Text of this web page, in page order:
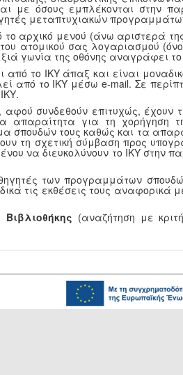
με όσους εμπλέκονται στην
μεταπτυχιακών
το αρχικό μενού (άνω αριστερά
ατομικού σας λογαριασμού
γωνία της οθόνης αναγράφει
το ΙΚΥ άπαξ και είναι
από το ΙΚΥ μέσω e-mail. Σε
αφού συνδεθούν επιτυχώς,
για τη χορήγηση
τους καθώς και τα
τη σχετική σύμβαση προς
να διευκολύνουν το ΙΚΥ στην
των προγραμμάτων
τις εκθέσεις τους αναφορικά
Βιβλιοθήκης (αναζήτηση με